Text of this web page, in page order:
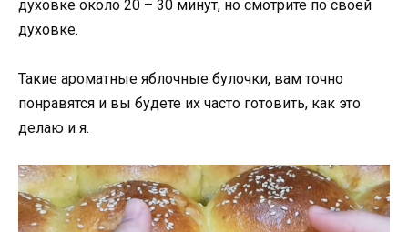
духовке около 20 – 30 минут, но смотрите по своей
духовке.
Такие ароматные яблочные булочки, вам точно
понравятся и вы будете их часто готовить, как это
делаю и я.